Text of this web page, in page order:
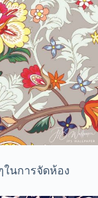
นการจัดห้อง